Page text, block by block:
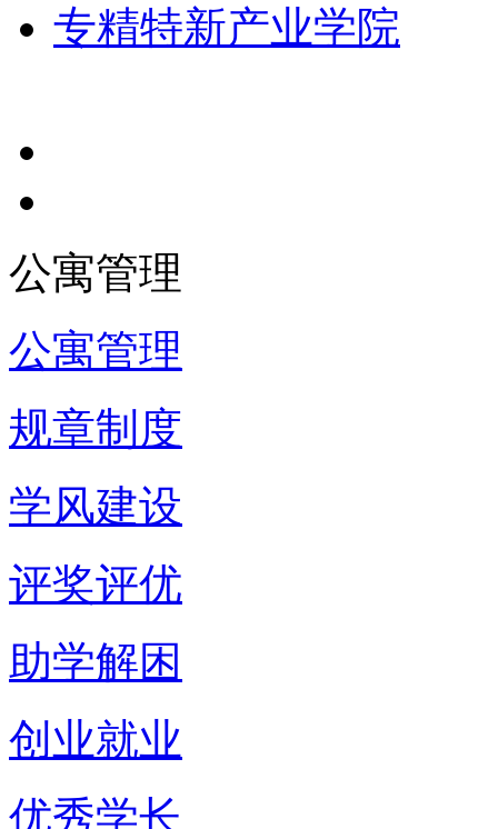
专精特新产业学院
公寓管理
公寓管理
规章制度
学风建设
评奖评优
助学解困
创业就业
优秀学长